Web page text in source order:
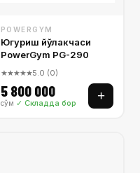
POWERGYM
Югуриш йўлакчаси
PowerGym PG-290
★★★★★5.0 (0)
5 800 000
сўм ✓ Складда бор
+